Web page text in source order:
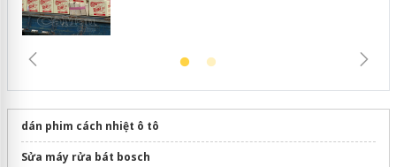
dán phim cách nhiệt ô tô
Sửa máy rửa bát bosch